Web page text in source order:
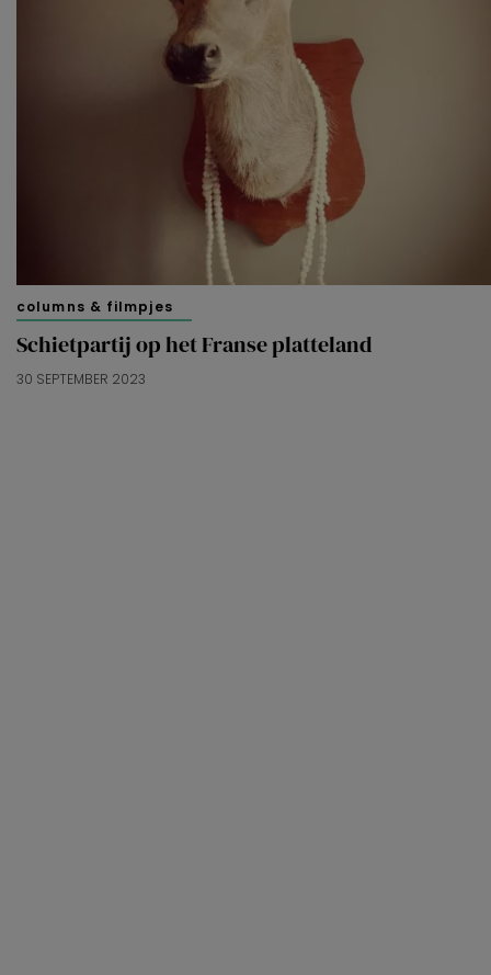
beheren via ‘Zelf instellen’. Klik je op ‘Accepteren en
doorgaan’ dan ga je akkoord met het gebruik van alle
cookies zoals omschreven in onze
Cookieverklaring
columns & filmpjes
Schietpartij op het Franse platteland
30 SEPTEMBER 2023